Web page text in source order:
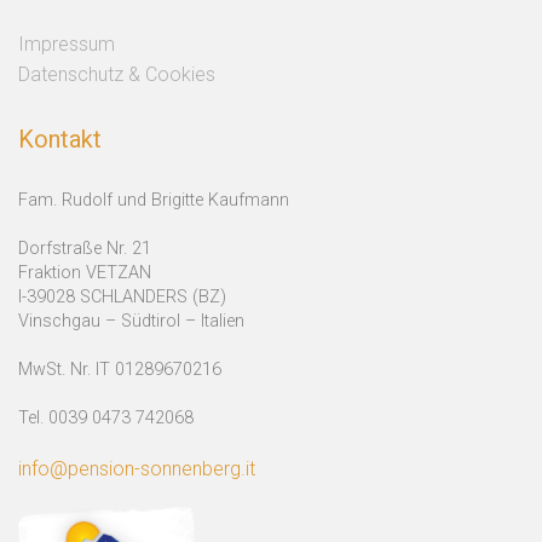
Impressum
Datenschutz & Cookies
Kontakt
Fam. Rudolf und Brigitte Kaufmann
Dorfstraße Nr. 21
Fraktion VETZAN
I-39028 SCHLANDERS (BZ)
Vinschgau – Südtirol – Italien
MwSt. Nr. IT 01289670216
Tel. 0039 0473 742068
info@pension-sonnenberg.it